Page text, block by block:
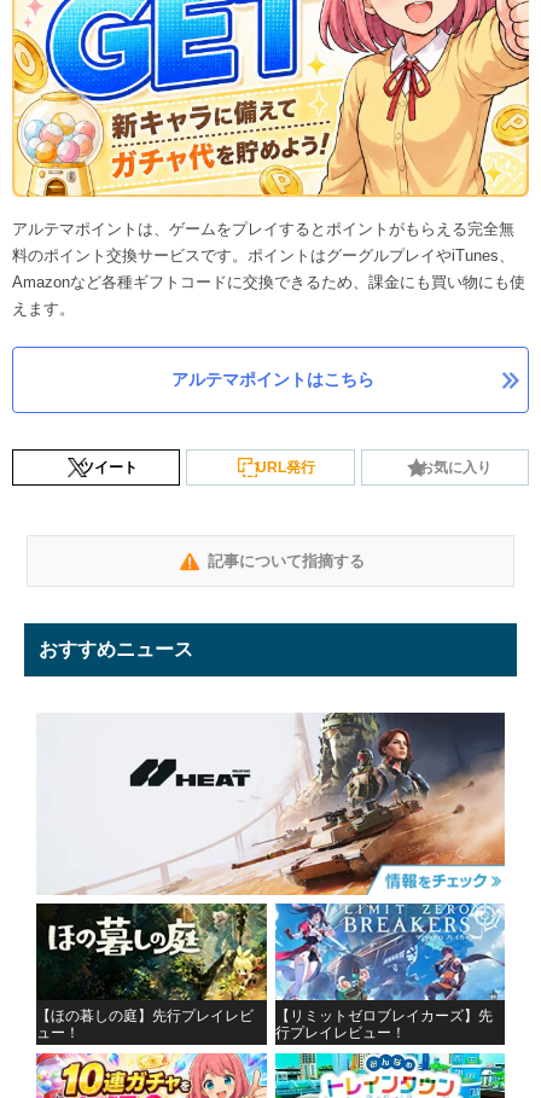
アルテマポイントは、ゲームをプレイするとポイントがもらえる完全無
料のポイント交換サービスです。ポイントはグーグルプレイやiTunes、
Amazonなど各種ギフトコードに交換できるため、課金にも買い物にも使
えます。
アルテマポイントはこちら
ツイート URL発行 お気に入り
記事について指摘する
おすすめニュース
【ほの暮しの庭】先行プレイレビ
ュー！
【リミットゼロブレイカーズ】先
行プレイレビュー！